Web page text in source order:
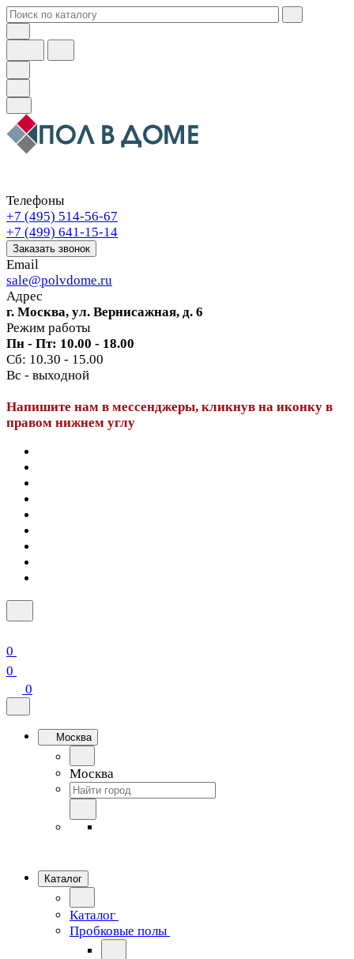
Телефоны
+7 (495) 514-56-67
+7 (499) 641-15-14
Заказать звонок
Email
sale@polvdome.ru
Адрес
г. Москва, ул. Вернисажная, д. 6
Режим работы
Пн - Пт: 10.00 - 18.00
Сб: 10.30 - 15.00
Вс - выходной
Напишите нам в мессенджеры, кликнув на иконку в
правом нижнем углу
0
0
0
Москва
Москва
Каталог
Каталог
Пробковые полы